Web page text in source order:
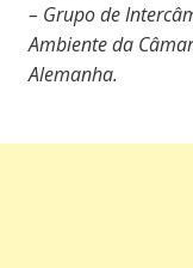
– Grupo de
Ambiente da
Alemanha.